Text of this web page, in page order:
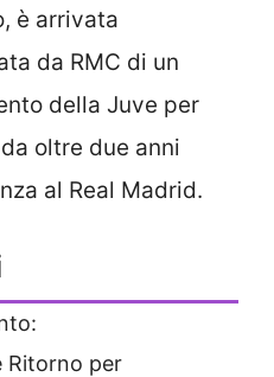
è arrivata
da RMC di un
della Juve per
oltre due anni
al Real Madrid.
Ritorno per